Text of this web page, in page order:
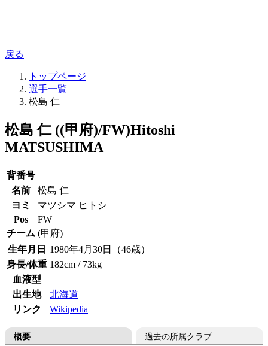
戻る
トップページ
選手一覧
松島 仁
松島 仁 ((甲府)/FW)Hitoshi
MATSUSHIMA
背番号
名前
松島 仁
ヨミ
マツシマ ヒトシ
Pos
FW
チーム (甲府)
生年月日
1980年4月30日（46歳）
身長/体重 182cm / 73kg
血液型
出生地
北海道
リンク
Wikipedia
概要 過去の所属クラブ